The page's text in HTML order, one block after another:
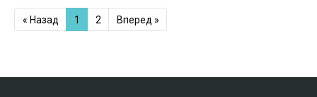
« Назад 1 2 Вперед »